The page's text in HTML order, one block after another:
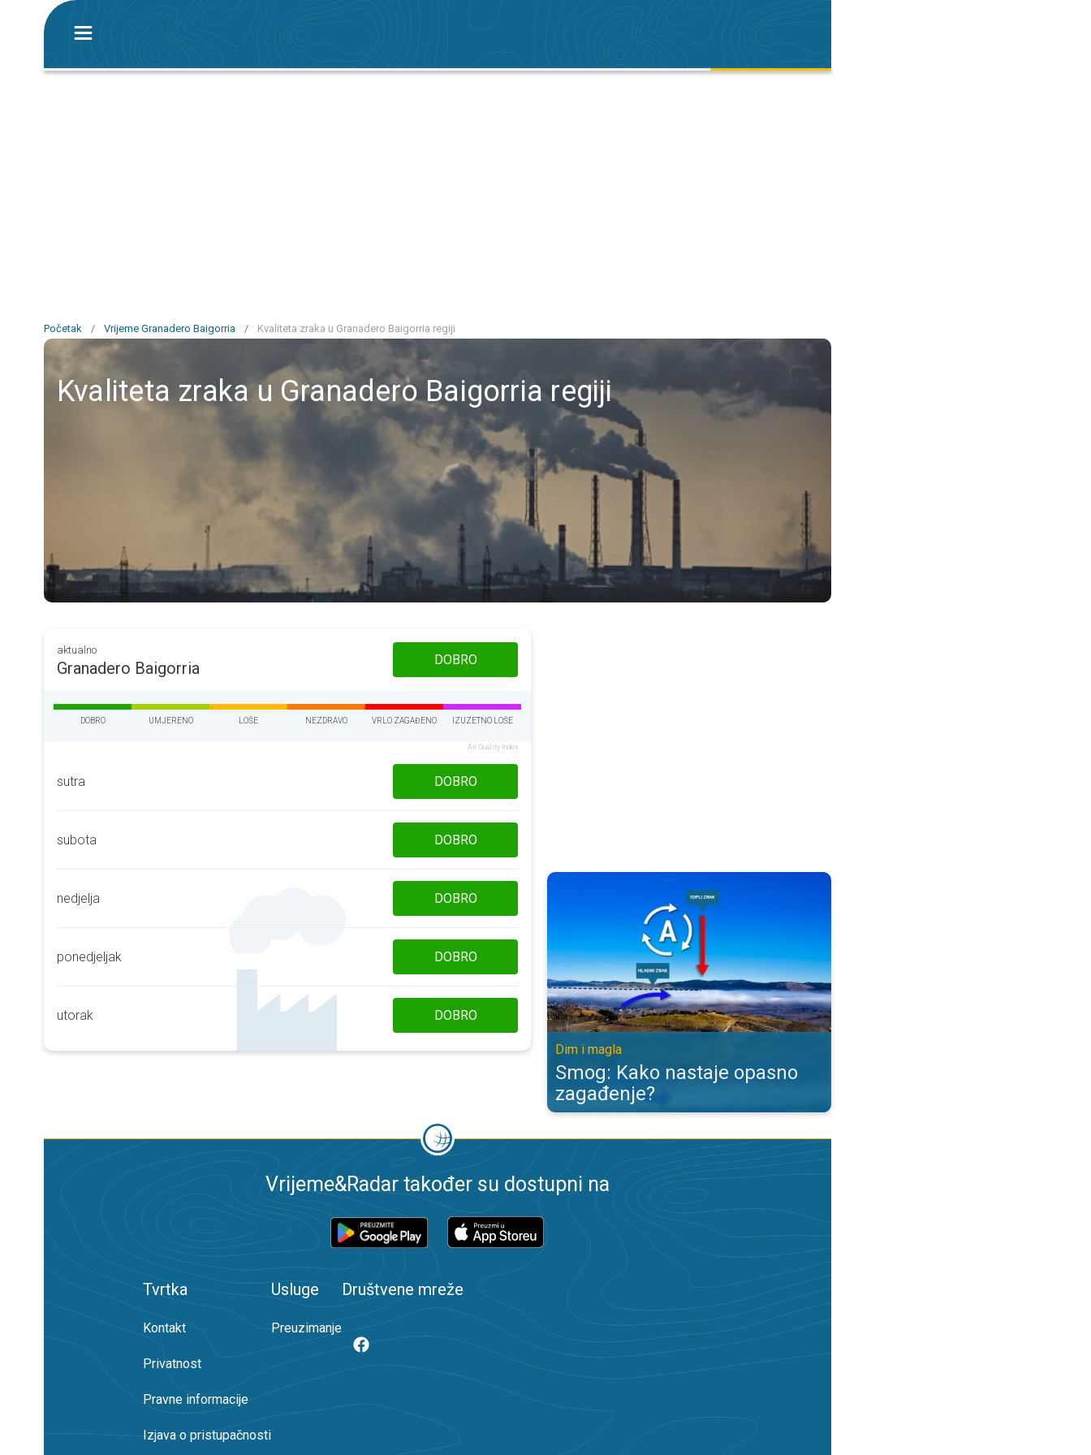
Početak / Vrijeme Granadero Baigorria / Kvaliteta zraka u Granadero Baigorria regiji
Kvaliteta zraka u Granadero Baigorria regiji
aktualno
Granadero Baigorria DOBRO
DOBRO UMJERENO LOŠE NEZDRAVO VRLO ZAGAĐENO IZUZETNO LOŠE
Air Quality Index
sutra DOBRO
subota DOBRO
nedjelja DOBRO
ponedjeljak DOBRO
utorak DOBRO
Smog: Kako nastaje opasno zagađenje?. Dim i magla. . .
Dim i magla
Smog: Kako nastaje opasno
zagađenje?
Vrijeme&Radar također su dostupni na
Tvrtka
Kontakt
Privatnost
Pravne informacije
Izjava o pristupačnosti
Usluge
Preuzimanje
Društvene mreže